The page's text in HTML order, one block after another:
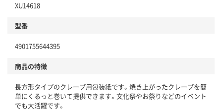
XU14618
型番
4901755644395
商品の特徴
長方形タイプのクレープ用包装紙です。焼き上がったクレープを簡
単にくるっと巻いて提供できます。文化祭やお祭りなどのイベント
でも大活躍です。